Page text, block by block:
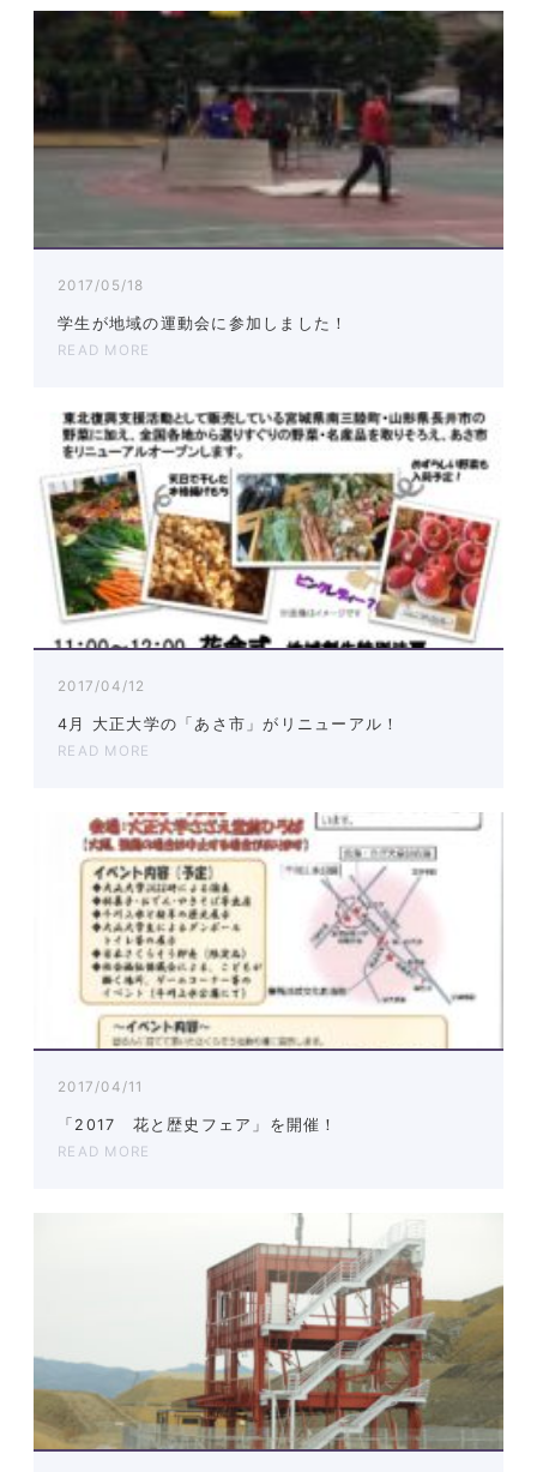
2017/05/18
学生が地域の運動会に参加しました！
READ MORE
2017/04/12
4月 大正大学の「あさ市」がリニューアル！
READ MORE
2017/04/11
「2017 花と歴史フェア」を開催！
READ MORE